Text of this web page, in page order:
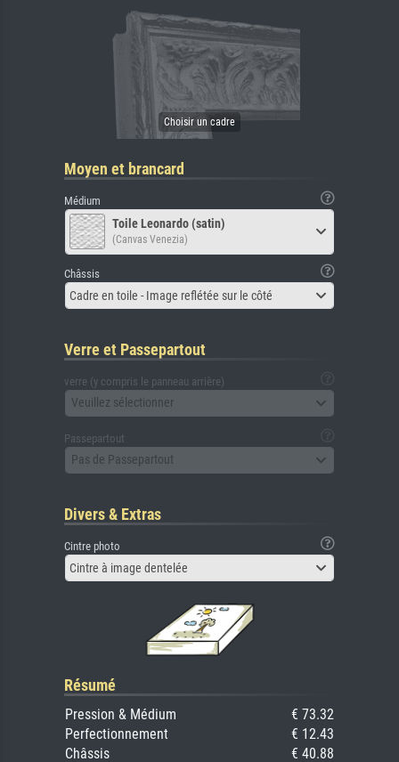
Moyen et brancard
Médium
Toile Leonardo (satin)
(Canvas Venezia)
Châssis
Cadre en toile - Image reflétée sur le côté
Verre et Passepartout
verre (y compris le panneau arrière)
Veuillez sélectionner
Passepartout
Pas de Passepartout
Divers & Extras
Cintre photo
Cintre à image dentelée
Résumé
Pression & Médium
€ 73.32
Perfectionnement
€ 12.43
Châssis
€ 40.88